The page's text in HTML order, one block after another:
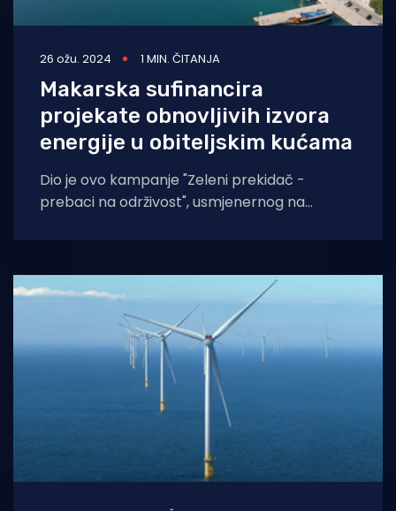
26 ožu. 2024 1 MIN. ČITANJA
Makarska sufinancira
projekate obnovljivih izvora
energije u obiteljskim kućama
Dio je ovo kampanje "Zeleni prekidač -
prebaci na održivost", usmjenernog na
učinkovitost i